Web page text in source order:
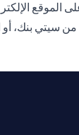
سيتي بنك،